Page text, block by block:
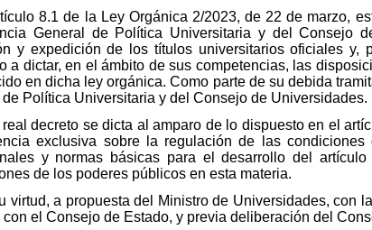
8.1 de la Ley Orgánica 2/2023, de 22 de marzo,
General de Política Universitaria y del Consejo
y expedición de los títulos universitarios oficiales y,
a dictar, en el ámbito de sus competencias, las
en dicha ley orgánica. Como parte de su debida
Política Universitaria y del Consejo de Universidades.
real decreto se dicta al amparo de lo dispuesto en el
exclusiva sobre la regulación de las
y normas básicas para el desarrollo del
de los poderes públicos en esta materia.
virtud, a propuesta del Ministro de Universidades, con
con el Consejo de Estado, y previa deliberación del